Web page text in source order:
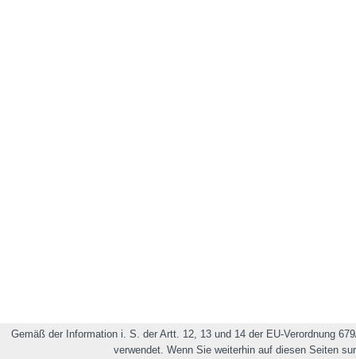
Gemäß der Information i. S. der Artt. 12, 13 und 14 der EU-Verordnung
verwendet. Wenn Sie weiterhin auf diesen Seiten